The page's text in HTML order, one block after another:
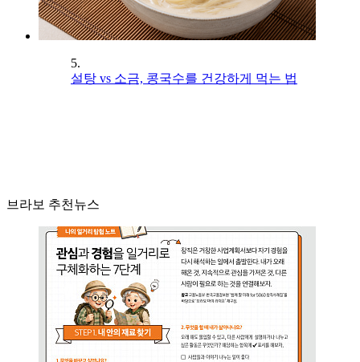
5.
설탕 vs 소금, 콩국수를 건강하게 먹는 법
브라보 추천뉴스